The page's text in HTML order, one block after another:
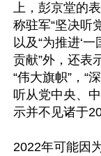
上，彭京堂的
称驻军“坚决听
以及“为推进‘
贡献”外，还表
“伟大旗帜”，“
听从党中央、
示并不见诸于
2022年可能因